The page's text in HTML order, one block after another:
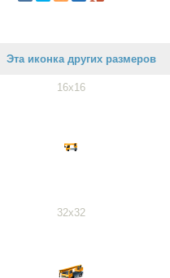
Эта иконка других размеров
16x16
32x32